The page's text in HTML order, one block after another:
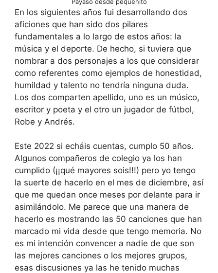
En los siguientes años fui desarrollando dos
aficiones que han sido dos pilares
fundamentales a lo largo de estos años: la
música y el deporte. De hecho, si tuviera que
nombrar a dos personajes a los que considerar
como referentes como ejemplos de honestidad,
humildad y talento no tendría ninguna duda.
Los dos comparten apellido, uno es un músico,
escritor y poeta y el otro un jugador de fútbol,
Robe y Andrés.
Este 2022 si echáis cuentas, cumplo 50 años.
Algunos compañeros de colegio ya los han
cumplido (¡¡qué mayores sois!!!) pero yo tengo
la suerte de hacerlo en el mes de diciembre, así
que me quedan once meses por delante para ir
asimilándolo. Me parece que una manera de
hacerlo es mostrando las 50 canciones que han
marcado mi vida desde que tengo memoria. No
es mi intención convencer a nadie de que son
las mejores canciones o los mejores grupos,
esas discusiones ya las he tenido muchas